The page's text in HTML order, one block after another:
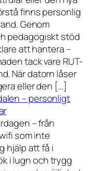
finns personlig
Genom
pedagogiskt stöd
att hantera –
tack vare RUT-
När datorn låser
eller den […]
– personligt
– från
som inte
hjälp att få i
i lugn och trygg